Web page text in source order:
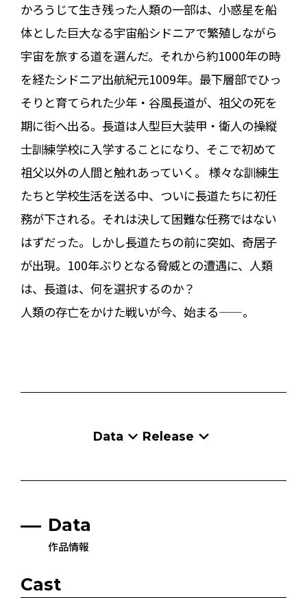
かろうじて生き残った人類の一部は、小惑星を船
体とした巨大なる宇宙船シドニアで繁殖しながら
宇宙を旅する道を選んだ。それから約1000年の時
を経たシドニア出航紀元1009年。最下層部でひっ
そりと育てられた少年・谷風長道が、祖父の死を
期に街へ出る。長道は人型巨大装甲・衛人の操縦
士訓練学校に入学することになり、そこで初めて
祖父以外の人間と触れあっていく。 様々な訓練生
たちと学校生活を送る中、ついに長道たちに初任
務が下される。それは決して困難な任務ではない
はずだった。しかし長道たちの前に突如、奇居子
が出現。100年ぶりとなる脅威との遭遇に、人類
は、長道は、何を選択するのか？
人類の存亡をかけた戦いが今、始まる——。
Data Release
Data
作品情報
Cast